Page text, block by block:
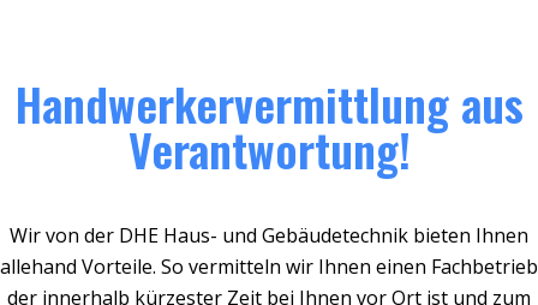
Handwerkervermittlung aus
Verantwortung!
Wir von der DHE Haus- und Gebäudetechnik bieten Ihnen
allehand Vorteile. So vermitteln wir Ihnen einen Fachbetrieb
der innerhalb kürzester Zeit bei Ihnen vor Ort ist und zum